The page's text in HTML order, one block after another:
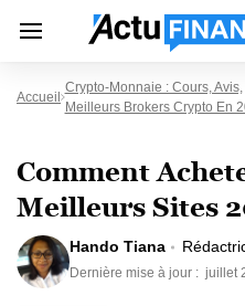
Accueil
Crypto-Monnaie : Cours, Avis,
Meilleurs Brokers Crypto En
Comment
Meilleurs Sites
Hando Tiana
Dernière mise à jour : juillet